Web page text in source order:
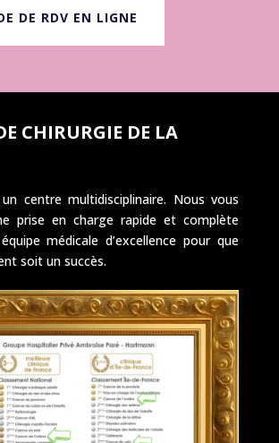
DE RDV EN LIGNE
CHIRURGIE DE LA
centre multidisciplinaire. Nous vous
prise en charge rapide et complète
médicale d’excellence pour que
soit un succès.